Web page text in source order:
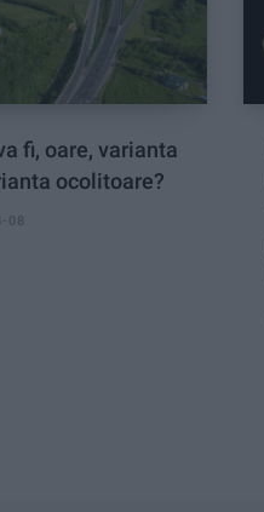
fi, oare, varianta
ocolitoare?
08